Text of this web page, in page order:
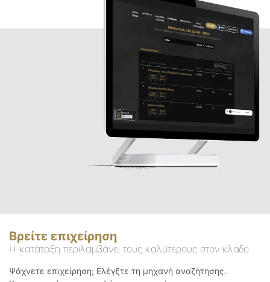
Βρείτε επιχείρηση
Η κατάταξη περιλαμβάνει τους καλύτερους στον κλάδο
Ψάχνετε επιχείρηση; Ελέγξτε τη μηχανή αναζήτησης.